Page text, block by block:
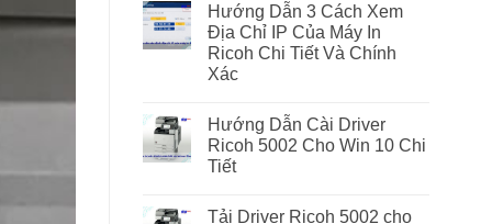
Hướng Dẫn 3 Cách Xem
Địa Chỉ IP Của Máy In
Ricoh Chi Tiết Và Chính
Xác
Hướng Dẫn Cài Driver
Ricoh 5002 Cho Win 10 Chi
Tiết
Tải Driver Ricoh 5002 cho